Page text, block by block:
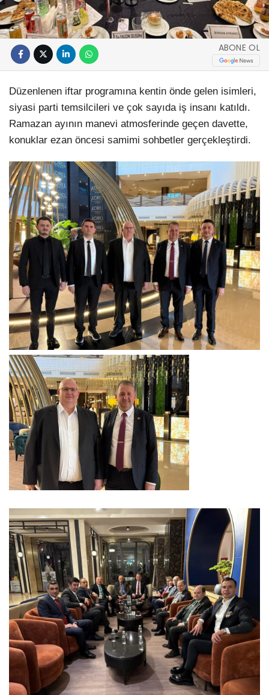
ABONE OL
Düzenlenen iftar programına kentin önde gelen isimleri,
siyasi parti temsilcileri ve çok sayıda iş insanı katıldı.
Ramazan ayının manevi atmosferinde geçen davette,
konuklar ezan öncesi samimi sohbetler gerçekleştirdi.